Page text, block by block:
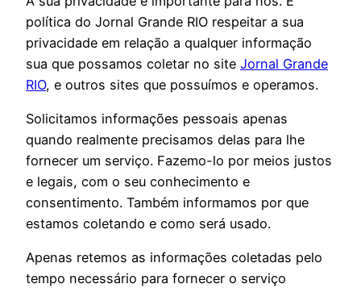
política do Jornal Grande RIO respeitar a sua
privacidade em relação a qualquer informação
sua que possamos coletar no site Jornal Grande
RIO, e outros sites que possuímos e operamos.
Solicitamos informações pessoais apenas
quando realmente precisamos delas para lhe
fornecer um serviço. Fazemo-lo por meios justos
e legais, com o seu conhecimento e
consentimento. Também informamos por que
estamos coletando e como será usado.
Apenas retemos as informações coletadas pelo
tempo necessário para fornecer o serviço